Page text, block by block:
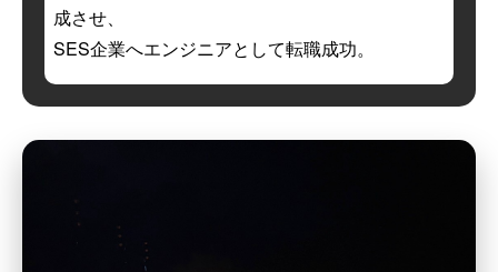
成させ、
SES企業へエンジニアとして転職成功。